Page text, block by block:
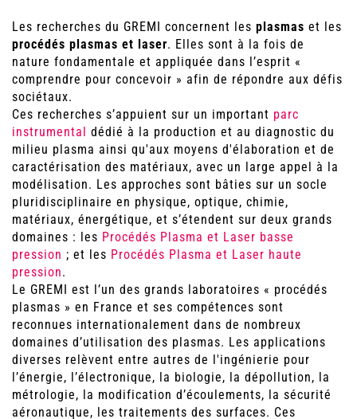
Les recherches du GREMI concernent les plasmas et les
procédés plasmas et laser. Elles sont à la fois de
nature fondamentale et appliquée dans l’esprit «
comprendre pour concevoir » afin de répondre aux défis
sociétaux.
Ces recherches s’appuient sur un important parc
instrumental
dédié à la production et au diagnostic du
milieu plasma ainsi qu'aux moyens d'élaboration et de
caractérisation des matériaux, avec un large appel à la
modélisation. Les approches sont bâties sur un socle
pluridisciplinaire en physique, optique, chimie,
matériaux, énergétique, et s’étendent sur deux grands
domaines : les Procédés Plasma et Laser basse
pression ; et les Procédés Plasma et Laser haute
pression.
Le GREMI est l’un des grands laboratoires « procédés
plasmas » en France et ses compétences sont
reconnues internationalement dans de nombreux
domaines d’utilisation des plasmas. Les applications
diverses relèvent entre autres de l'ingénierie pour
l’énergie, l’électronique, la biologie, la dépollution, la
métrologie, la modification d’écoulements, la sécurité
aéronautique, les traitements des surfaces. Ces